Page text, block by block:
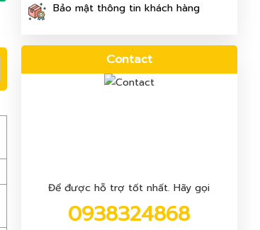
Bảo mật thông tin khách hàng
Contact
Để được hỗ trợ tốt nhất. Hãy gọi
0938324868